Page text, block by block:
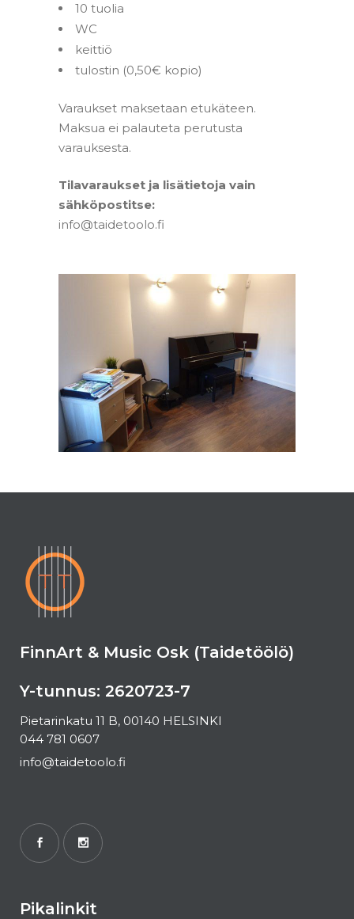
10 tuolia
WC
keittiö
tulostin (0,50€ kopio)
Varaukset maksetaan etukäteen.
Maksua ei palauteta perutusta
varauksesta.
Tilavaraukset ja lisätietoja vain
sähköpostitse:
info@taidetoolo.fi
FinnArt & Music Osk (Taidetöölö)
Y-tunnus: 2620723-7
Pietarinkatu 11 B, 00140 HELSINKI
044 781 0607
info@taidetoolo.fi
Pikalinkit